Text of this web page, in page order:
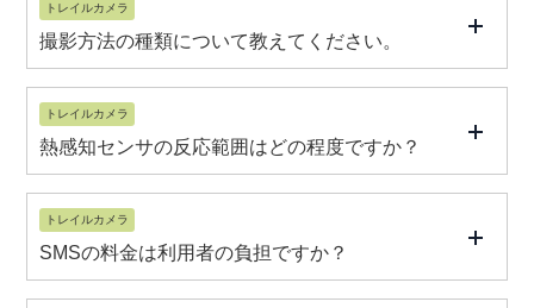
トレイルカメラ
撮影方法の種類について教えてください。
トレイルカメラ
熱感知センサの反応範囲はどの程度ですか？
トレイルカメラ
SMSの料金は利用者の負担ですか？